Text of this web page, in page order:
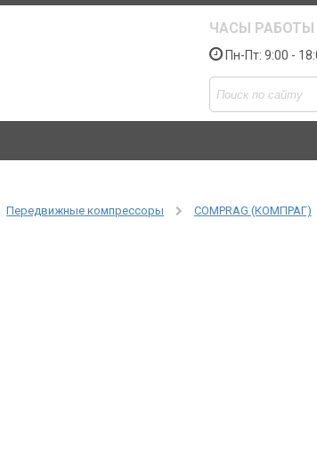
ЧАСЫ РАБОТЫ
Пн-Пт: 9:00 -
Передвижные компрессоры COMPRAG (КОМПРАГ)